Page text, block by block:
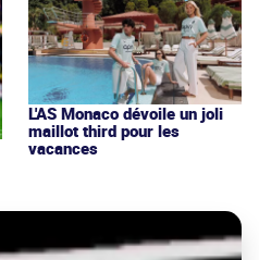
L'AS Monaco dévoile un joli
maillot third pour les
vacances